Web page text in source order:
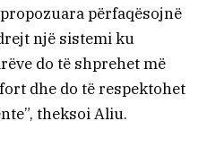
përfaqësojnë
një sistemi ku
do të shprehet më
dhe do të respektohet
theksoi Aliu.